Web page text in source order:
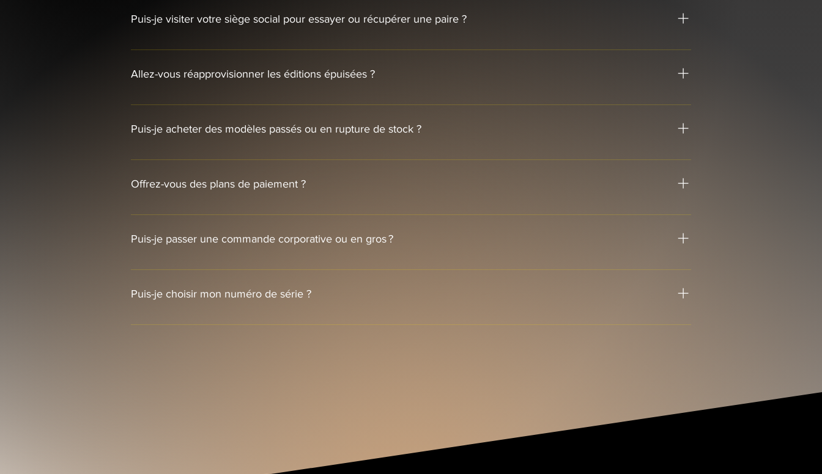
les modèles. Consultez cette section régulièrement : de nouveaux partenaires pourraient s’ajouter, mais la liste restera courte afin
Puis-je visiter votre siège social pour essayer ou récupérer une paire ?
Nous avons effectivement une adresse physique, mais il s’agit d’un lieu à des fins fiscales et d’entreposage — ce n’est pas un
commander en ligne ou visiter l’un de nos détaillants partenaires.
Allez-vous réapprovisionner les éditions épuisées ?
Non. Chaque lancement est limité et jamais reproduit. Certains modèles emblématiques peuvent revenir sous forme d’éditions «
troisième édition, en est un bon exemple. Une fois qu’une édition est marquée « Épuisée », considérez-la comme un grand cru :
Puis-je acheter des modèles passés ou en rupture de stock ?
Pas habituellement. Deux options rares permettent parfois de remettre la main sur d’anciens modèles :B-Stock – échantillons
infolettre et nos réseaux sociaux. Toutes les sorties sont annoncées publiquement ; merci de ne pas envoyer de courriel pour un
Offrez-vous des plans de paiement ?
Oui. Sélectionnez Sezzle lors du paiement pour diviser votre achat en quatre versements égaux, sans intérêts (25 % aujourd’hui,
Puis-je passer une commande corporative ou en gros ?
Absolument. Nous offrons des prix préférentiels à partir de 10 paires. Remplissez le formulaire Entreprise et notre équipe vous
Puis-je choisir mon numéro de série ?
Les paires sont expédiées de façon aléatoire. Vous pouvez inscrire vos numéros préférés (ex. : 007, 021, 145) dans les notes de